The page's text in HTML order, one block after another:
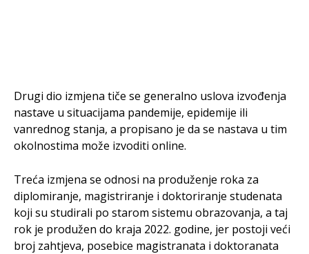
Drugi dio izmjena tiče se generalno uslova izvođenja
nastave u situacijama pandemije, epidemije ili
vanrednog stanja, a propisano je da se nastava u tim
okolnostima može izvoditi online.
Treća izmjena se odnosi na produženje roka za
diplomiranje, magistriranje i doktoriranje studenata
koji su studirali po starom sistemu obrazovanja, a taj
rok je produžen do kraja 2022. godine, jer postoji veći
broj zahtjeva, posebice magistranata i doktoranata